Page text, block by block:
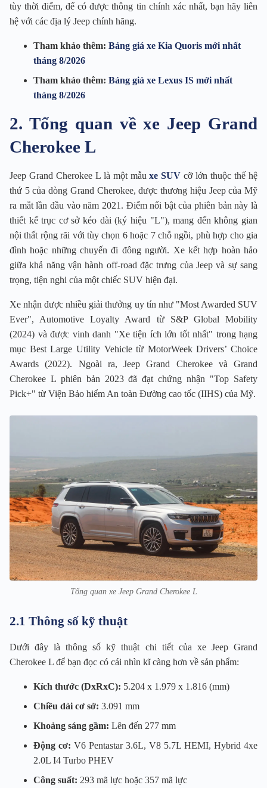
tùy thời điểm, để có được thông tin chính xác nhất, bạn hãy liên
hệ với các địa lý Jeep chính hãng.
Tham khảo thêm: Bảng giá xe Kia Quoris mới nhất
tháng 8/2026
Tham khảo thêm: Bảng giá xe Lexus IS mới nhất
tháng 8/2026
2. Tổng quan về xe Jeep Grand
Cherokee L
Jeep Grand Cherokee L là một mẫuxe SUV cỡ lớn thuộc thế hệ
thứ 5 của dòng Grand Cherokee, được thương hiệu Jeep của Mỹ
ra mắt lần đầu vào năm 2021. Điểm nổi bật của phiên bản này là
thiết kế trục cơ sở kéo dài (ký hiệu "L"), mang đến không gian
nội thất rộng rãi với tùy chọn 6 hoặc 7 chỗ ngồi, phù hợp cho gia
đình hoặc những chuyến đi đông người. Xe kết hợp hoàn hảo
giữa khả năng vận hành off-road đặc trưng của Jeep và sự sang
trọng, tiện nghi của một chiếc SUV hiện đại.
Xe nhận được nhiều giải thưởng uy tín như "Most Awarded SUV
Ever", Automotive Loyalty Award từ S&P Global Mobility
(2024) và được vinh danh "Xe tiện ích lớn tốt nhất" trong hạng
mục Best Large Utility Vehicle từ MotorWeek Drivers’ Choice
Awards (2022). Ngoài ra, Jeep Grand Cherokee và Grand
Cherokee L phiên bản 2023 đã đạt chứng nhận "Top Safety
Pick+" từ Viện Bảo hiểm An toàn Đường cao tốc (IIHS) của Mỹ.
Tổng quan xe Jeep Grand Cherokee L
2.1 Thông số kỹ thuật
Dưới đây là thông số kỹ thuật chi tiết của xe Jeep Grand
Cherokee L để bạn đọc có cái nhìn kĩ càng hơn về sản phẩm:
Kích thước (DxRxC): 5.204 x 1.979 x 1.816 (mm)
Chiều dài cơ sở: 3.091 mm
Khoảng sáng gầm: Lên đến 277 mm
Động cơ: V6 Pentastar 3.6L, V8 5.7L HEMI, Hybrid 4xe
2.0L I4 Turbo PHEV
Công suất: 293 mã lực hoặc 357 mã lực